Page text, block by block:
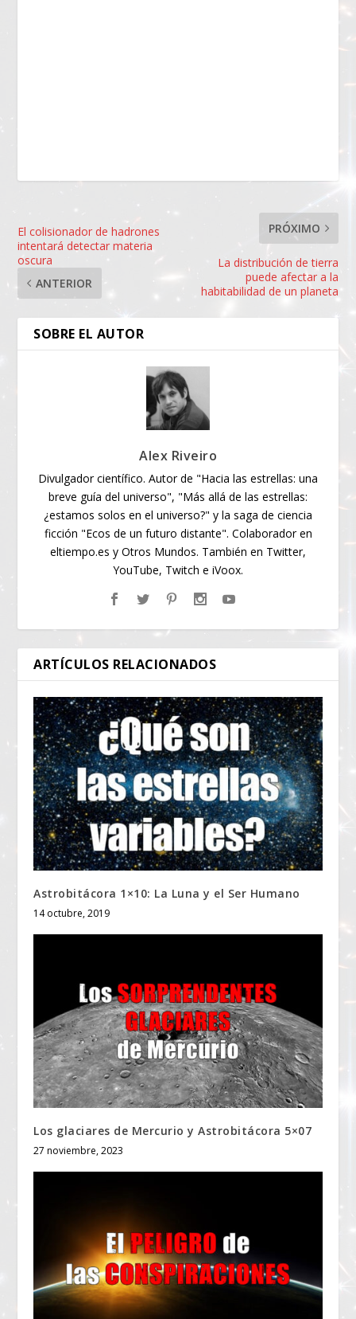
El colisionador de hadrones
intentará detectar materia
oscura
ANTERIOR
PRÓXIMO
La distribución de tierra
puede afectar a la
habitabilidad de un planeta
SOBRE EL AUTOR
Alex Riveiro
Divulgador científico. Autor de "Hacia las estrellas: una
breve guía del universo", "Más allá de las estrellas:
¿estamos solos en el universo?" y la saga de ciencia
ficción "Ecos de un futuro distante". Colaborador en
eltiempo.es y Otros Mundos. También en Twitter,
YouTube, Twitch e iVoox.
ARTÍCULOS RELACIONADOS
Astrobitácora 1×10: La Luna y el Ser Humano
14 octubre, 2019
Los glaciares de Mercurio y Astrobitácora 5×07
27 noviembre, 2023